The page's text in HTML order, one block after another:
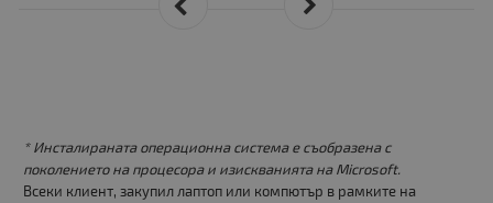
* Инсталираната операционна система е съобразена с
поколението на процесора и изискванията на Microsoft.
Всеки клиент, закупил лаптоп или компютър в рамките на